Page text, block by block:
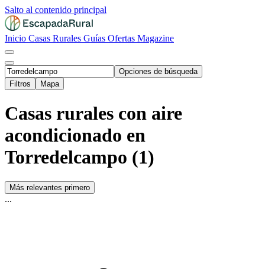
Salto al contenido principal
Inicio Casas Rurales Guías Ofertas Magazine
Opciones de búsqueda
Filtros
Mapa
Casas rurales con aire
acondicionado en
Torredelcampo (1)
Más relevantes primero
...